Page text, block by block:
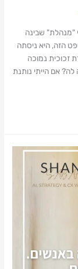
"מנהלת" שבינה
הזה, היא ניסתה
זכוכית נמוכה
אם הייתי נותנת